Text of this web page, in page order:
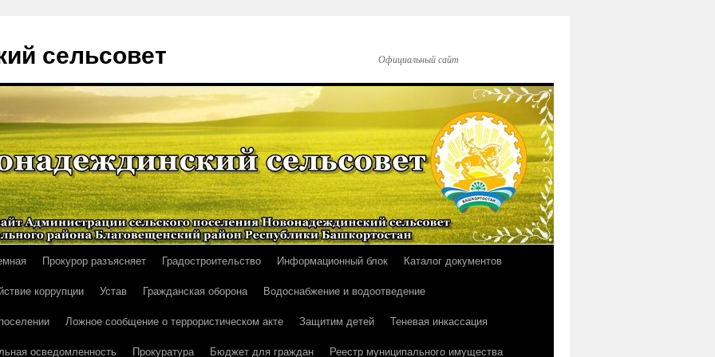
сельсовет Официальный сайт
Прокурор разъясняет Градостроительство Информационный блок
Каталог документов
коррупции Устав Гражданская оборона
Водоснабжение и водоотведение
Ложное сообщение о террористическом акте Защитим детей
Теневая инкассация
осведомленность Прокуратура Бюджет для граждан
Реестр муниципального имущества